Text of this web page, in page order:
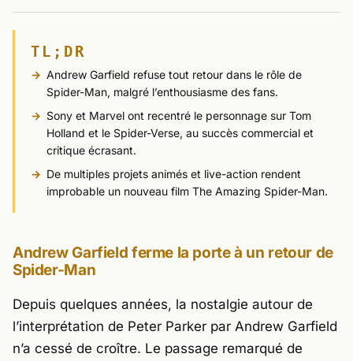
TL;DR
Andrew Garfield refuse tout retour dans le rôle de
Spider-Man, malgré l’enthousiasme des fans.
Sony et Marvel ont recentré le personnage sur Tom
Holland et le Spider-Verse, au succès commercial et
critique écrasant.
De multiples projets animés et live-action rendent
improbable un nouveau film The Amazing Spider-Man.
Andrew Garfield ferme la porte à un retour de
Spider-Man
Depuis quelques années, la nostalgie autour de
l’interprétation de Peter Parker par Andrew Garfield
n’a cessé de croître. Le passage remarqué de